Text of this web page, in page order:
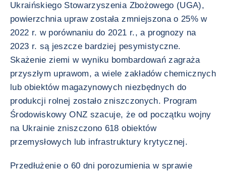
Ukraińskiego Stowarzyszenia Zbożowego (UGA),
powierzchnia upraw została zmniejszona o 25% w
2022 r. w porównaniu do 2021 r., a prognozy na
2023 r. są jeszcze bardziej pesymistyczne.
Skażenie ziemi w wyniku bombardowań zagraża
przyszłym uprawom, a wiele zakładów chemicznych
lub obiektów magazynowych niezbędnych do
produkcji rolnej zostało zniszczonych. Program
Środowiskowy ONZ szacuje, że od początku wojny
na Ukrainie zniszczono 618 obiektów
przemysłowych lub infrastruktury krytycznej.
Przedłużenie o 60 dni porozumienia w sprawie